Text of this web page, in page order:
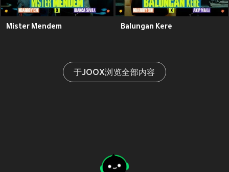
Mister Mendem Balungan Kere
于JOOX浏览全部内容